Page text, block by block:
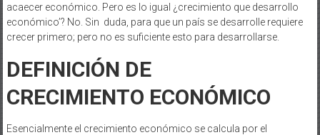
acaecer económico. Pero es lo igual ¿crecimiento que desarrollo
económico’? No. Sin duda, para que un país se desarrolle requiere
crecer primero; pero no es suficiente esto para desarrollarse.
DEFINICIÓN DE
CRECIMIENTO ECONÓMICO
Esencialmente el crecimiento económico se calcula por el